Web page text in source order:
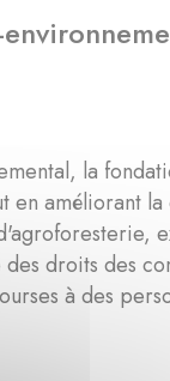
la
améliorant la
droits des
à des